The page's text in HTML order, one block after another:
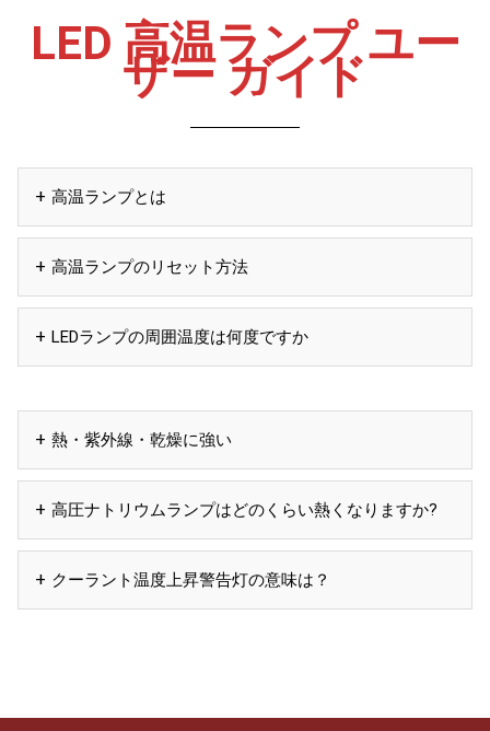
LED 高温ランプ ユー
ザー ガイド
高温ランプとは
高温ランプのリセット方法
LEDランプの周囲温度は何度ですか
熱・紫外線・乾燥に強い
高圧ナトリウムランプはどのくらい熱くなりますか?
クーラント温度上昇警告灯の意味は？